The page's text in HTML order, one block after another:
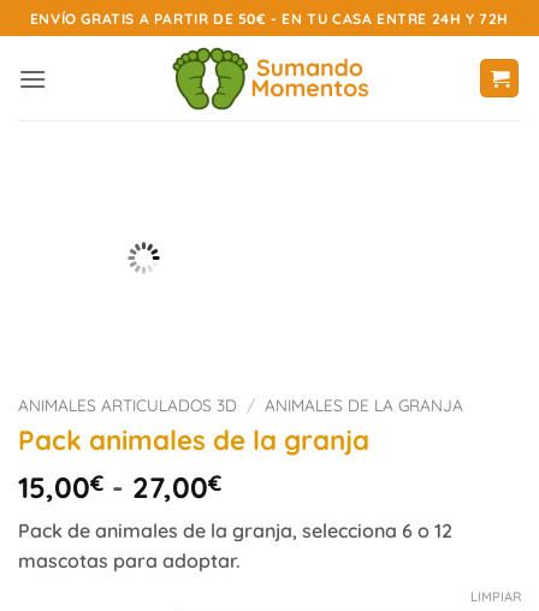
Saltar
al
contenido
ENVÍO GRATIS A PARTIR DE 50€ - EN TU CASA ENTRE 24H Y 72H
ANIMALES ARTICULADOS 3D / ANIMALES DE LA GRANJA
Pack animales de la granja
15,00€ - 27,00€Rango
precios:
desde
Pack de animales de la granja, selecciona 6 o 12
mascotas para adoptar.
LIMPIAR